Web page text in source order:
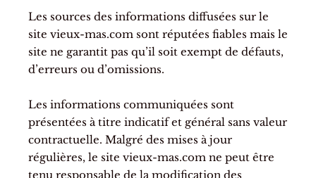
Les sources des informations diffusées sur le
site vieux-mas.com sont réputées fiables mais le
site ne garantit pas qu’il soit exempt de défauts,
d’erreurs ou d’omissions.
Les informations communiquées sont
présentées à titre indicatif et général sans valeur
contractuelle. Malgré des mises à jour
régulières, le site vieux-mas.com ne peut être
tenu responsable de la modification des